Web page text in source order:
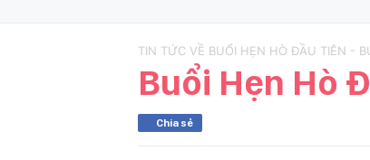
TIN TỨC VỀ BUỔI HẸN HÒ ĐẦU TIÊN -
Buổi Hẹn Hò
Chia sẻ